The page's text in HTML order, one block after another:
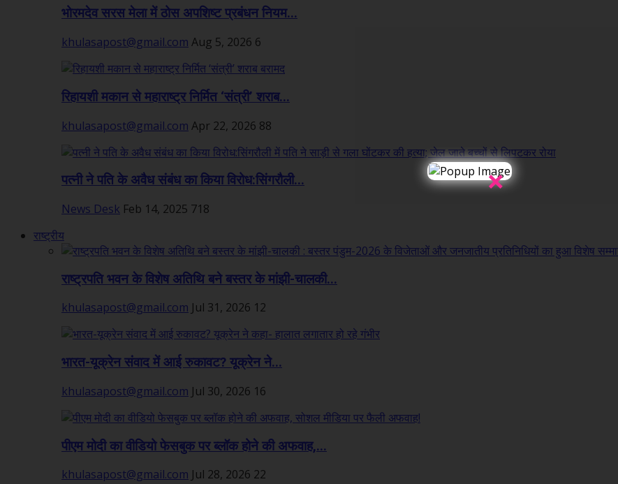
भोरमदेव सरस मेला में ठोस अपशिष्ट प्रबंधन नियम...
khulasapost@gmail.com Aug 5, 2026 6
रिहायशी मकान से महाराष्ट्र निर्मित ‘संत्री’ शराब...
khulasapost@gmail.com Apr 22, 2026 88
पत्नी ने पति के अवैध संबंध का किया विरोध:सिंगरौली...
News Desk Feb 14, 2025 718
राष्ट्रीय
राष्ट्रपति भवन के विशेष अतिथि बने बस्तर के मांझी-चालकी...
khulasapost@gmail.com Jul 31, 2026 12
भारत-यूक्रेन संवाद में आई रुकावट? यूक्रेन ने...
khulasapost@gmail.com Jul 30, 2026 16
पीएम मोदी का वीडियो फेसबुक पर ब्लॉक होने की अफवाह,...
khulasapost@gmail.com Jul 28, 2026 22
×